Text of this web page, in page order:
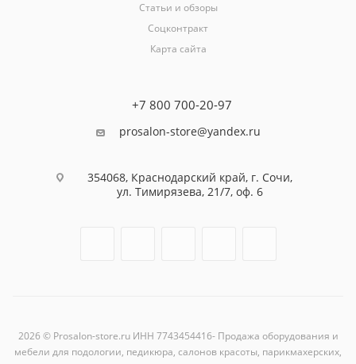
Статьи и обзоры
Соцконтракт
Карта сайта
+7 800 700-20-97
prosalon-store@yandex.ru
354068, Краснодарский край, г. Сочи,
ул. Тимирязева, 21/7, оф. 6
2026 © Prosalon-store.ru ИНН 7743454416- Продажа оборудования и
мебели для подологии, педикюра, салонов красоты, парикмахерских,